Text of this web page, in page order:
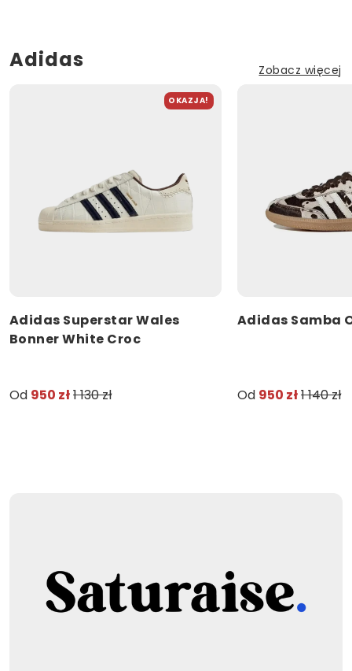
Adidas Zobacz więcej
OKAZJA!
Adidas Superstar Wales
Bonner White Croc
Od 950 zł1 130 zł
Adidas Samba
Od 950 zł1 140 zł